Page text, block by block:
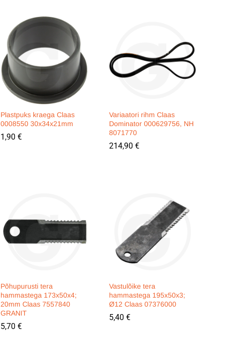
Plastpuks kraega Claas
0008550 30x34x21mm
1,90 €
1,90 €
Variaatori rihm Claas
Dominator 000629756, NH
8071770
214,90 €
214,90 €
Põhupurusti tera
hammastega 173x50x4;
20mm Claas 7557840
GRANIT
5,70 €
5,70 €
Vastulõike tera
hammastega 195x50x3;
Ø12 Claas 07376000
5,40 €
5,40 €